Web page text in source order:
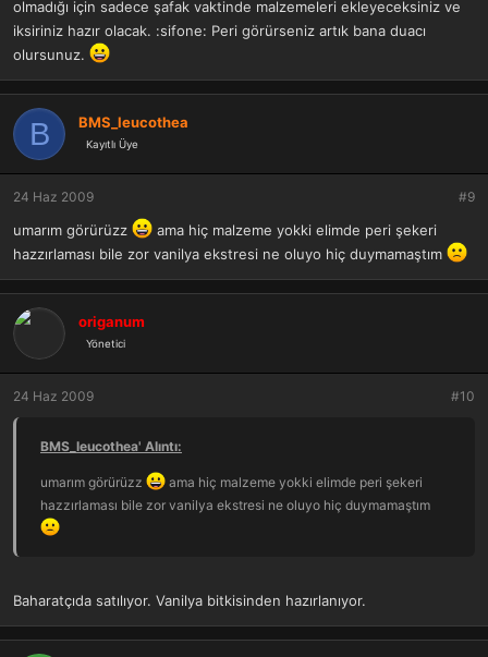
olmadığı için sadece şafak vaktinde malzemeleri ekleyeceksiniz ve
iksiriniz hazır olacak. :sifone: Peri görürseniz artık bana duacı
olursunuz.
B BMS_leucothea
Kayıtlı Üye
24 Haz 2009 #9
umarım görürüzz
ama hiç malzeme yokki elimde peri şekeri
hazzırlaması bile zor vanilya ekstresi ne oluyo hiç duymamaştım
origanum
Yönetici
24 Haz 2009 #10
BMS_leucothea' Alıntı:
umarım görürüzz
ama hiç malzeme yokki elimde peri şekeri
hazzırlaması bile zor vanilya ekstresi ne oluyo hiç duymamaştım
Baharatçıda satılıyor. Vanilya bitkisinden hazırlanıyor.